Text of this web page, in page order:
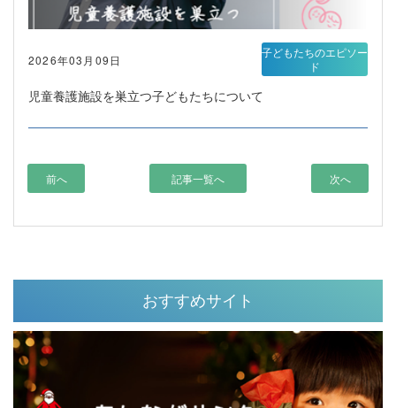
2026年03月09日
児童養護施設を巣立つ子どもたちについて
子どもたちのエピソー
ド
前へ 記事一覧へ 次へ
おすすめサイト